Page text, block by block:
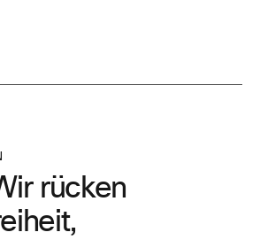
rücken